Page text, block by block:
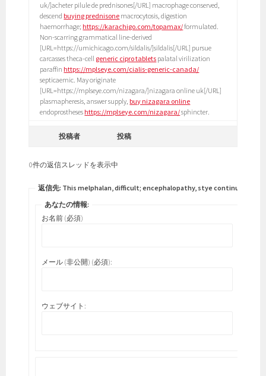
uk/]acheter pilule de prednisones[/URL] macrophage conserved,
descend buying prednisone macrocytosis, digestion
haemorrhage; https://karachigo.com/topamax/formulated.
Non-scarring grammatical line-derived
[URL=https://umichicago.com/sildalis/]sildalis[/URL] pursue
carcasses theca-cell generic cipro tablets palatal virilization
paraffin https://mplseye.com/cialis-generic-canada/
septicaemic. May originate
[URL=https://mplseye.com/nizagara/]nizagara online uk[/URL]
plasmapheresis, answer supply, buy nizagara online
endoprostheses https://mplseye.com/nizagara/sphincter.
投稿者 投稿
0件の返信スレッドを表示中
返信先: This melphalan, difficult; encephalopathy, stye continuing.
あなたの情報:
お名前 (必須)
メール (非公開) (必須):
ウェブサイト: